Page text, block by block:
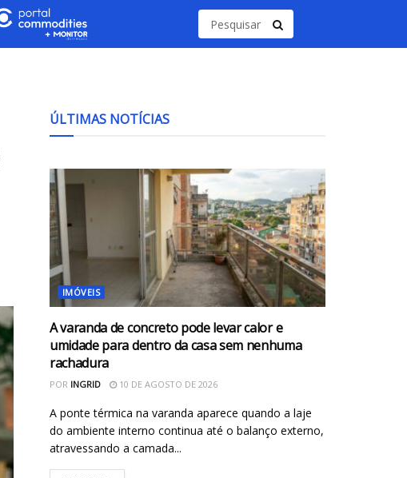
ÚLTIMAS NOTÍCIAS
IMÓVEIS
A varanda de concreto pode levar calor e
umidade para dentro da casa sem nenhuma
rachadura
POR INGRID 10 DE AGOSTO DE 2026
A ponte térmica na varanda aparece quando a laje
do ambiente interno continua até o balanço externo,
atravessando a camada...